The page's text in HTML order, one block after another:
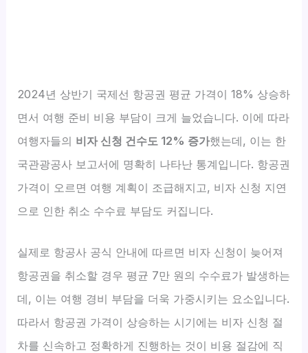
2024년 상반기 국제선 항공권 평균 가격이 18% 상승하
면서 여행 준비 비용 부담이 크게 늘었습니다. 이에 따라
여행자들의 비자 신청 건수도 12% 증가했는데, 이는 한
국관광공사 보고서에 명확히 나타난 통계입니다. 항공권
가격이 오르면 여행 계획이 조급해지고, 비자 신청 지연
으로 인한 취소 수수료 부담도 커집니다.
실제로 항공사 공식 안내에 따르면 비자 신청이 늦어져
항공권을 취소할 경우 평균 7만 원의 수수료가 발생하는
데, 이는 여행 경비 부담을 더욱 가중시키는 요소입니다.
따라서 항공권 가격이 상승하는 시기에는 비자 신청 절
차를 신속하고 정확하게 진행하는 것이 비용 절감에 직